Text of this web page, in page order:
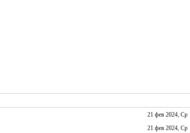
21 фев 2024, Ср
21 фев 2024, Ср